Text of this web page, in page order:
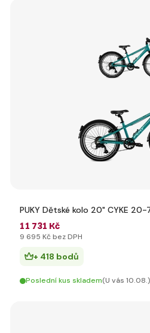
PUKY Dětské kolo 20" CYKE 20-
11 731 Kč
9 695 Kč bez DPH
+ 418 bodů
Poslední kus skladem(U vás 10.08.)